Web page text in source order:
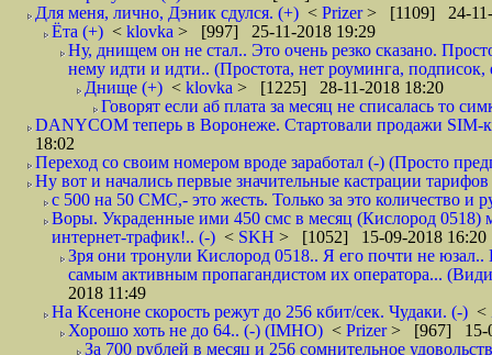
Для меня, лично, Дэник сдулся. (+) < Prizer> [1109] 24-11-
Ёта (+) < klovka > [997] 25-11-2018 19:29
Ну, днищем он не стал.. Это очень резко сказано.
нему идти и идти.. (Простота, нет роуминга,
Днище (+) < klovka > [1225] 28-11-2018 18:20
Говорят если аб плата за месяц не списалась то
DANYCOM теперь в Воронеже. Стартовали продажи SIM-
18:02
Переход со своим номером вроде заработал (-) (Просто
Ну вот и начались первые значительные кастрации
с 500 на 50 СМС,- это жесть. Только за это количество и
Воры. Украденные ими 450 смс в месяц (Кислород 0518)
интернет-трафик!.. (-) < SKH > [1052] 15-09-2018 16:20
Зря они тронули Кислород 0518.. Я его почти не
самым активным пропагандистом их оператора...
2018 11:49
На Ксеноне скорость режут до 256 кбит/сек. Чудаки. (-) <
Хорошо хоть не до 64.. (-) (IMHO) < Prizer> [967] 15-
За 700 рублей в месяц и 256 сомнительное